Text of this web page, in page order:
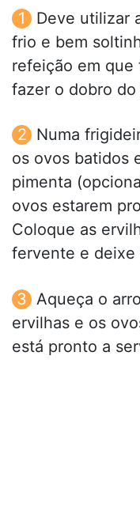
Deve utilizar
frio e bem
refeição em que
fazer o dobro do
Numa
os ovos batidos
pimenta
ovos estarem
Coloque as
fervente e deixe
Aqueça o
ervilhas e os
está pronto a